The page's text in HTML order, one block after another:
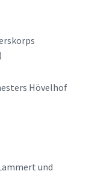
Hövelhof
und